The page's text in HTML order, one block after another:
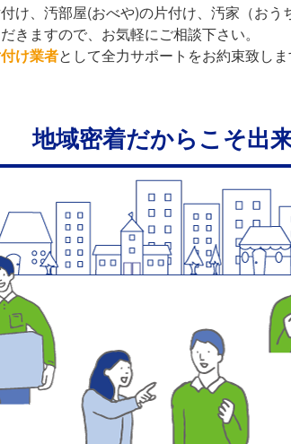
け、汚部屋(おべや)の片付け、汚家（お
きますので、お気軽にご相談下さい。
け業者として全力サポートをお約束致しま
地域密着だからこそ出